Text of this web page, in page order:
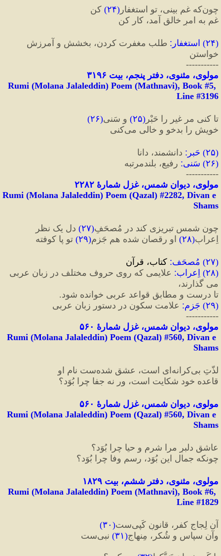
چون‌که غم بینی، تو استغفار (۲۴) کن
غم به امرِ خالق آمد، کار کن
(۲۴) استغفار :
خواستن
-----------
مولوی، مثنوی، دفتر پنجم، بیت ۳۱۹۶
Rumi (Molana Jalaleddin) Poem (Mathnavi), Book #5,
Line #3196
تا کنی مر غیر را حَبْر (۲۵) و سَنی(۲۶)
خویش را بدخو و خالی می‌کنی
(۲۵) حَبر : دانشمند، دانا
(۲۶) سَنی: رفیع، بلند‌مرتبه
-----------
مولوی، دیوان شمس، غزل شمارهٔ ۲۲۸۲
Rumi (Molana Jalaleddin) Poem (Qazal) #2282, Divan e
Shams
چون شمسِ تبریزی کند در مُصحَفِ(۲۷) دل یک نظر
اِعرابِ(۲۸) او رقصان شده هم جَزمِ(۲۹) تو پا کوفته
(۲۷) مُصحَف: کتاب، قرآن
(۲۸) اِعراب:
می گذارند،
تا درست و مطابق قواعد عربی خوانده شود.
(۲۹) جَزم: علامت سکون در دستور زبان عربی
-----------
مولوی، دیوان شمس، غزل شمارهٔ ۵۶۰
Rumi (Molana Jalaleddin) Poem (Qazal) #560, Divan e
Shams
لذّتِ بی‌کرانه‌ای است، عشق شده‌ست نامِ او
قاعده خود شکایت است، ور نه جفا چرا بُوَد؟
مولوی، دیوان شمس، غزل شمارهٔ ۵۶۰
Rumi (Molana Jalaleddin) Poem (Qazal) #560, Divan e
Shams
عاشقِ دلبرِ مرا شرم و حیا چرا بُوَد؟
چونکه جمال این بُوَد، رسمِ وفا چرا بُوَد؟
مولوی، مثنوی، دفتر ششم، بیت ۱۸۲۹
Rumi (Molana Jalaleddin) Poem (Mathnavi), Book #6,
Line #1829
آن لِجاجِ کفر، قانونِ کَپی‌ست ( ۳۰)
وآن سپاس و شُکر، مِنهاجِ(۳۱) نبی‌ست